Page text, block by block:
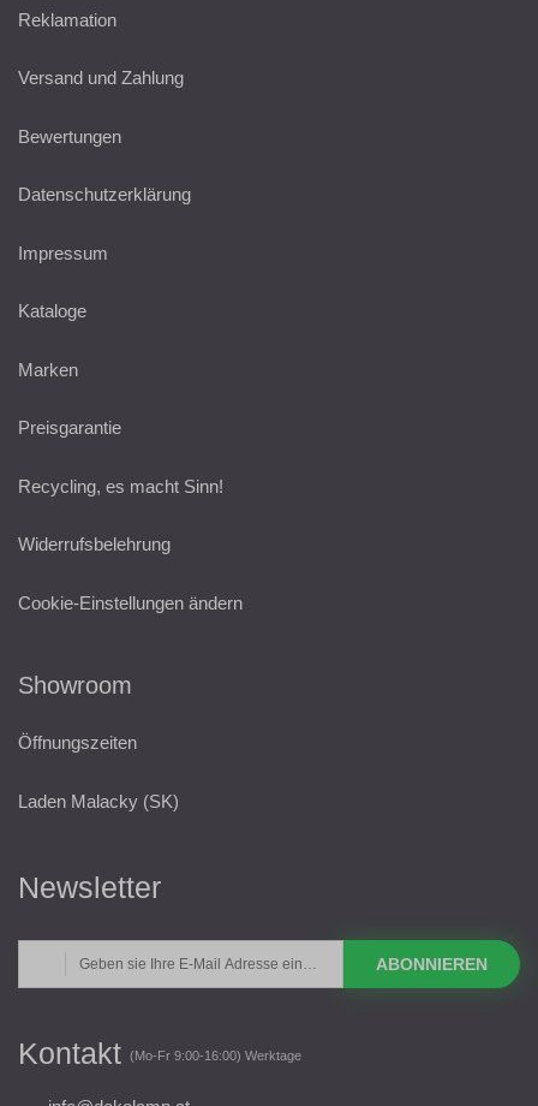
Reklamation
Versand und Zahlung
Bewertungen
Datenschutzerklärung
Impressum
Kataloge
Marken
Preisgarantie
Recycling, es macht Sinn!
Widerrufsbelehrung
Cookie-Einstellungen ändern
Showroom
Öffnungszeiten
Laden Malacky (SK)
Newsletter
ABONNIEREN
Kontakt (Mo-Fr 9:00-16:00) Werktage